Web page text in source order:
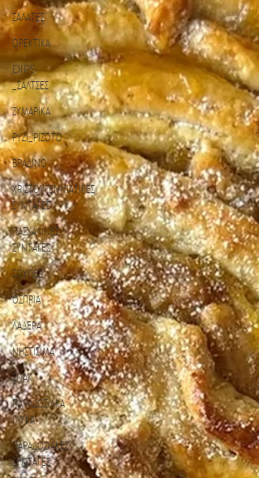
ΣΑΛΑΤΕΣ
ΟΡΕΚΤΙΚΑ
DIPS
_ΣΑΛΤΣΕΣ
ΖΥΜΑΡΙΚΑ
ΡΥΖΙ_ΡΙΖΟΤΟ
ΒΡΑΔΙΝΟ
ΧΡΙΣΤΟΥΓΕΝΝΙΑΤΙΚΕΣ
ΣΥΝΤΑΓΕΣ
ΠΑΣΧΑΛΙΝΕΣ
ΣΥΝΤΑΓΕΣ
ΣΟΥΠΕΣ
ΟΣΠΡΙΑ
ΛΑΔΕΡΑ
ΝΗΣΤΙΣΙΜΑ
ΣΝΑΚ
ΠΑΡΑΔΟΣΙΑΚΑ
ΓΛΥΚΑ
ΠΑΡΑΔΟΣΙΑΚΕΣ
ΣΥΝΤΑΓΕΣ